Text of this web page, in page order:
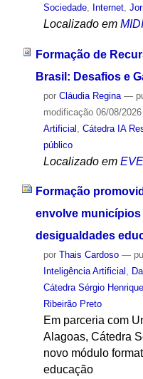
Sociedade, Internet,
Localizado em
Formação de
Brasil: Desafios e
por Cláudia Regina —
modificação06/08/2026
Artificial Cátedra IA
público
Localizado em
Formação
envolve municípios
desigualdades
por Thais Cardoso —
Inteligência Artificial ,
Cátedra Sérgio
Ribeirão Preto
Em parceria com
Alagoas, Cátedra
novo módulo
educação